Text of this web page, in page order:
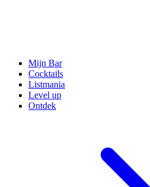
Mijn Bar
Cocktails
Listmania
Level up
Ontdek